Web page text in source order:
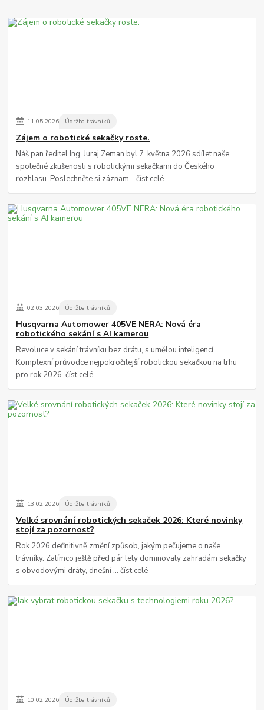
11.05.2026 Údržba trávníků
Zájem o robotické sekačky roste.
Náš pan ředitel Ing. Juraj Zeman byl 7. května 2026 sdílet naše
společné zkušenosti s robotickými sekačkami do Českého
rozhlasu. Poslechněte si záznam...číst celé
02.03.2026 Údržba trávníků
Husqvarna Automower 405VE NERA: Nová éra
robotického sekání s AI kamerou
Revoluce v sekání trávníku bez drátu, s umělou inteligencí.
Komplexní průvodce nejpokročilejší robotickou sekačkou na trhu
pro rok 2026.číst celé
13.02.2026 Údržba trávníků
Velké srovnání robotických sekaček 2026: Které novinky
stojí za pozornost?
Rok 2026 definitivně změní způsob, jakým pečujeme o naše
trávníky. Zatímco ještě před pár lety dominovaly zahradám sekačky
s obvodovými dráty, dnešní ...číst celé
10.02.2026 Údržba trávníků